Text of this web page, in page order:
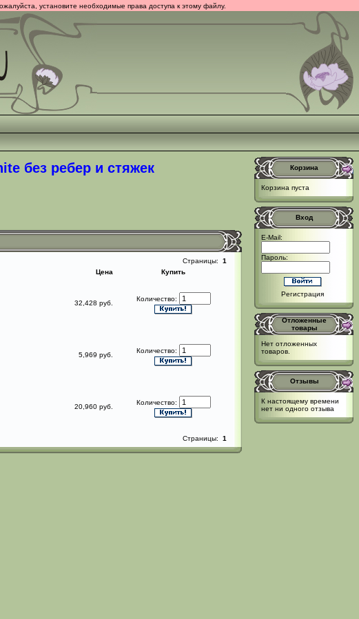
установите необходимые права доступа к этому файлу.
без ребер и стяжек
Страницы: 1
Цена Купить
32,428 руб.
Количество:
5,969 руб.
Количество:
20,960 руб.
Количество:
Страницы: 1
Корзина
Корзина пуста
Вход
E-Mail:
Пароль:
Регистрация
Отложенные
товары
Нет отложенных
товаров.
Отзывы
К настоящему времени
нет ни одного отзыва